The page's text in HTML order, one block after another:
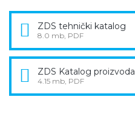
ZDS tehnički katalog
8.0 mb, PDF
ZDS Katalog proizvoda
4.15 mb, PDF